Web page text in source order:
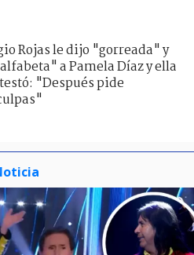
Rojas le dijo "gorreada" y
a Pamela Díaz y ella
"Después pide